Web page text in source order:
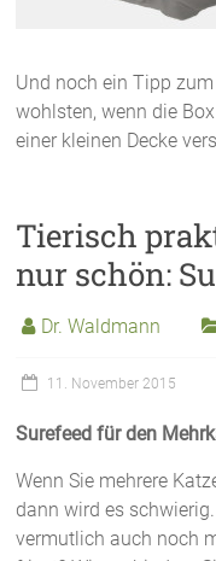
Und noch ein Tipp
wohlsten, wenn die
einer kleinen Decke
Tierisch
nur schön:
Dr. Waldmann
11. November 2015
Surefeed für den
Wenn Sie mehrere
dann wird es
vermutlich auch noch